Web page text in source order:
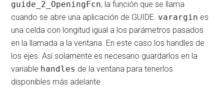
guide_2_OpeningFcn, la función que se llama
cuando se abre una aplicación de GUIDE. varargin es
una celda con longitud igual a los parámetros pasados
en la llamada a la ventana. En este caso los handles de
los ejes. Así solamente es necesario guardarlos en la
variable handles de la ventana para tenerlos
disponibles más adelante.